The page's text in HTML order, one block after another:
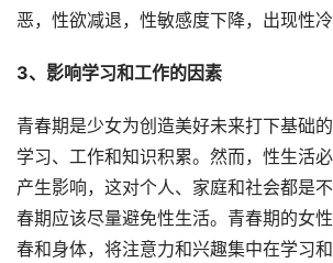
恶，性欲减退，性敏感度下降，出现性冷
3、影响学习和工作的因素
青春期是少女为创造美好未来打下基础
学习、工作和知识积累。然而，性生活
产生影响，这对个人、家庭和社会都是
春期应该尽量避免性生活。青春期的女
春和身体，将注意力和兴趣集中在学习